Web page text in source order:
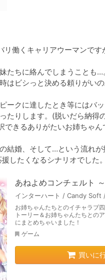
働くキャリアウーマンで
たちに絡んでしまうことも…
ビシっと決める頼りがいの
ークに達したとき等にはバ
たりします。(脱いだら納得
きるありがたいお姉ちゃん
結婚、そして…という流れ
したくなるシナリオでした。
あねよめコンチェルト
お姉ちゃんたちとのイチャラブ
トーリー＆お姉ちゃんたちとの
にまとめちゃいました！
ゲーム
買いに